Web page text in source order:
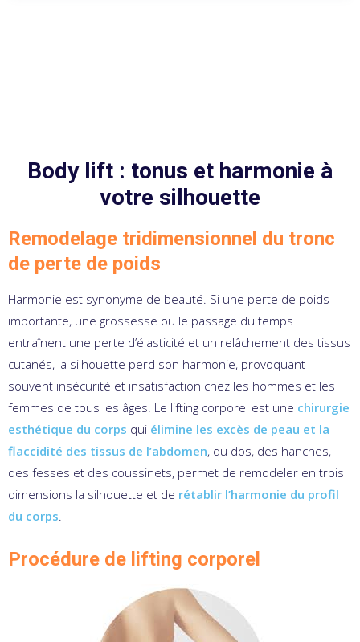
Body lift : tonus et harmonie à
votre silhouette
Remodelage tridimensionnel du tronc
de perte de poids
Harmonie est synonyme de beauté. Si une perte de poids
importante, une grossesse ou le passage du temps
entraînent une perte d’élasticité et un relâchement des tissus
cutanés, la silhouette perd son harmonie, provoquant
souvent insécurité et insatisfaction chez les hommes et les
femmes de tous les âges. Le lifting corporel est une chirurgie
esthétique du corps qui élimine les excès de peau et la
flaccidité des tissus de l’abdomen, du dos, des hanches,
des fesses et des coussinets, permet de remodeler en trois
dimensions la silhouette et de rétablir l’harmonie du profil
du corps.
Procédure de lifting corporel